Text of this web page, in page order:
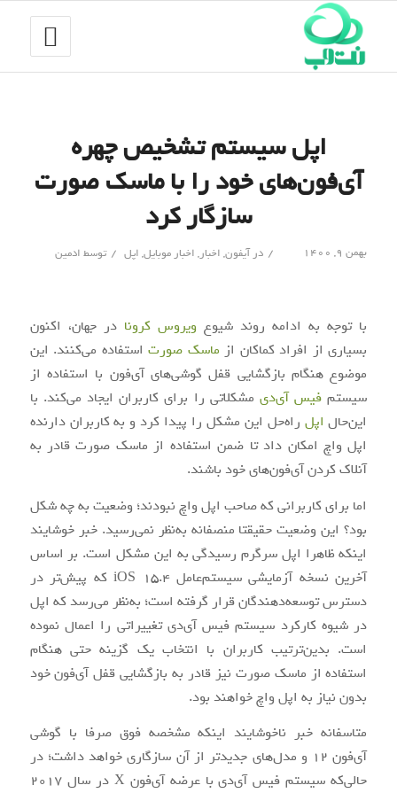
اپل سیستم تشخیص چهره
آی‌فون‌های خود را با ماسک صورت
سازگار کرد
بهمن ۹, ۱۴۰۰ / درآیفون, اخبار, اخبار موبایل, اپل / توسط ادمین
با توجه به ادامه روند شیوع ویروس کرونا در جهان، اکنون
بسیاری از افراد کماکان از ماسک صورتاستفاده می‌کنند. این
موضوع هنگام بازگشایی قفل گوشی‌های آی‌فون‌ با استفاده از
سیستم فیس آی‌دیمشکلاتی را برای کاربران ایجاد می‌کند. با
این‌حال اپل راه‌حل این مشکل را پیدا کرد و به کاربران دارنده
اپل واچ امکان داد تا ضمن استفاده از ماسک صورت قادر به
آنلاک کردن آی‌فون‌های خود باشند.
اما برای کاربرانی که صاحب اپل واچ نبودند؛ وضعیت به چه شکل
بود؟ این وضعیت حقیقتا منصفانه به‌نظر نمی‌رسید. خبر خوشایند
اینکه ظاهرا اپل سرگرم رسیدگی به این مشکل است. بر اساس
آخرین نسخه آزمایشی سیستم‌عامل iOS 15.4 که پیش‌تر در
دسترس توسعه‌دهندگان قرار گرفته است؛ به‌نظر می‌رسد که اپل
در شیوه کارکرد سیستم فیس آی‌دی تغییراتی را اعمال نموده
است. بدین‌ترتیب کاربران با انتخاب یک گزینه حتی هنگام
استفاده از ماسک صورت نیز قادر به بازگشایی قفل آی‌فون‌ خود
بدون نیاز به اپل واچ خواهند بود.
متاسفانه خبر ناخوشایند اینکه مشخصه فوق صرفا با گوشی
آی‌فون‌ 12 و مدل‌های جدیدتر از آن سازگاری خواهد داشت؛ در
حالی‌که سیستم فیس آی‌دی با عرضه آی‌فون X در سال 2017